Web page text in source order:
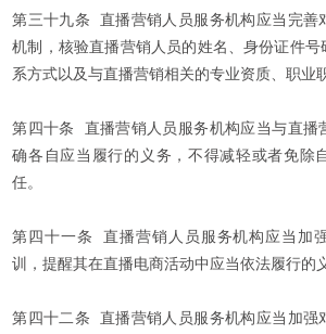
第三十九条 直播营销人员服务机构应当完善
机制，核验直播营销人员的姓名、身份证件
系方式以及与直播营销相关的专业资质、职业
第四十条 直播营销人员服务机构应当与直播
确各自应当履行的义务，不得减轻或者免除
任。
第四十一条 直播营销人员服务机构应当加
训，提醒其在直播电商活动中应当依法履行的
第四十二条 直播营销人员服务机构应当加强